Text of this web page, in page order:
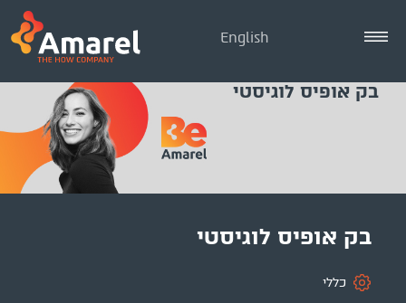
English
בק אופיס לוגיסטי
בק אופיס לוגיסטי
כללי